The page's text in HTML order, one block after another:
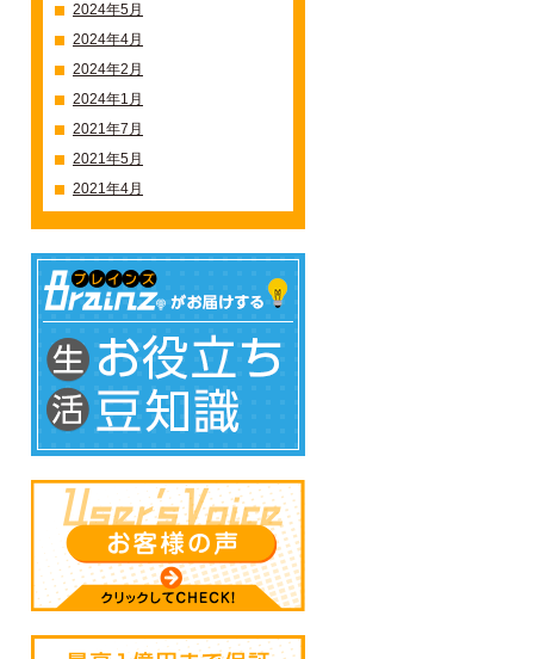
2024年5月
2024年4月
2024年2月
2024年1月
2021年7月
2021年5月
2021年4月